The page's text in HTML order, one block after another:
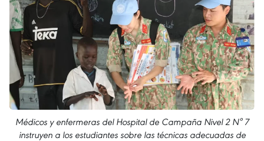
Médicos y enfermeras del Hospital de Campaña Nivel 2 N° 7
instruyen a los estudiantes sobre las técnicas adecuadas de